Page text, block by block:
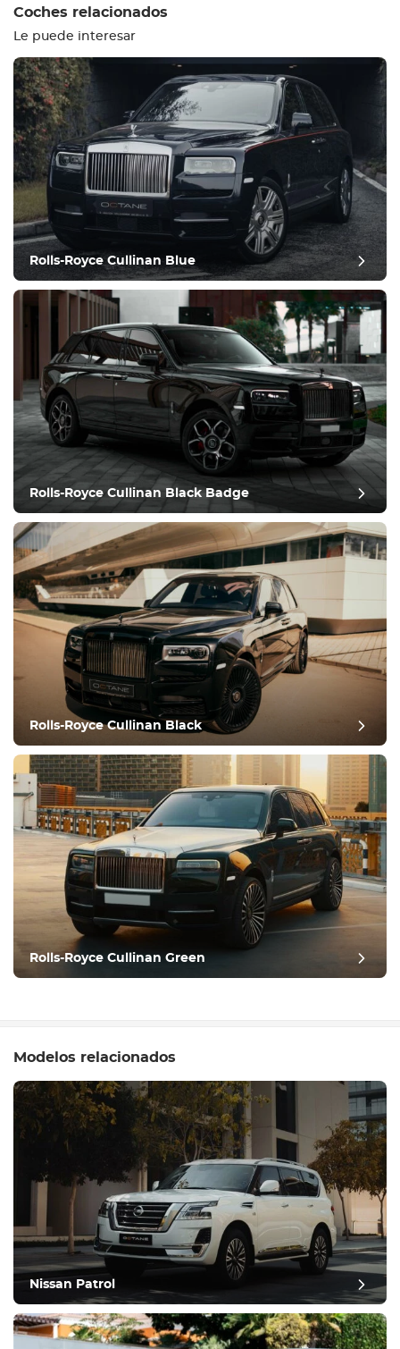
Equipamiento
Cómodo
Climatización
Conducir
Condición
revisión del puesto
Coches relacionados
Le puede interesar
Rolls-Royce Cullinan Blue
Rolls-Royce Cullinan Black Badge
Rolls-Royce Cullinan Black
Rolls-Royce Cullinan Green
Modelos relacionados
Nissan Patrol